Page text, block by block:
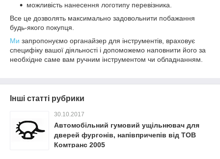
можливість нанесення логотипу перевізника.
Все це дозволять максимально задовольнити побажання
будь-якого покупця.
Ми запропонуємо органайзер для інструментів, враховує
специфіку вашої діяльності і допоможемо наповнити його за
необхідне саме вам ручним інструментом чи обладнанням.
Інші статті рубрики
30.10.2017
Автомобільний гумовий ущільнювач для
дверей фургонів, напівпричепів від ТОВ
Комтранс 2005